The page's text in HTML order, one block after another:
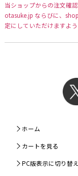
当ショップからの注文確
otasuke.jp ならびに、
定にしていただけますよ
ホーム
カートを見る
PC版表示に切り替